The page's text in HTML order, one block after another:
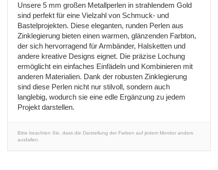
Unsere 5 mm großen Metallperlen in strahlendem Gold
sind perfekt für eine Vielzahl von Schmuck- und
Bastelprojekten. Diese eleganten, runden Perlen aus
Zinklegierung bieten einen warmen, glänzenden Farbton,
der sich hervorragend für Armbänder, Halsketten und
andere kreative Designs eignet. Die präzise Lochung
ermöglicht ein einfaches Einfädeln und Kombinieren mit
anderen Materialien. Dank der robusten Zinklegierung
sind diese Perlen nicht nur stilvoll, sondern auch
langlebig, wodurch sie eine edle Ergänzung zu jedem
Projekt darstellen.
Bitte beachten Sie, dass die Darstellung der Farben auf jedem Monitor anders
ausfallen.